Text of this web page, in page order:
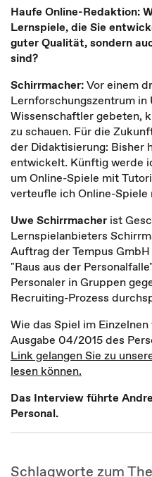
Haufe Online-Redaktion:
Lernspiele, die Sie
guter Qualität, sondern
sind?
Schirrmacher:Vor einem
Lernforschungszentrum in
Wissenschaftler gebeten,
zu schauen. Für die
der Didaktisierung: Bisher
entwickelt. Künftig werde
um Online-Spiele mit
verteufle ich Online-Spiele
Uwe Schirrmacher ist
Lernspielanbieters
Auftrag der Tempus
"Raus aus der
Personaler in Gruppen
Recruiting-Prozess
Wie das Spiel im
Ausgabe 04/2015 des
Link gelangen Sie zu
lesen können.
Das Interview führte
Personal.
Schlagworte zum